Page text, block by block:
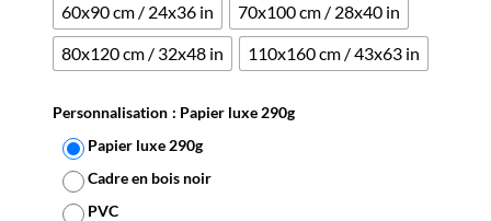
60x90 cm / 24x36 in
70x100 cm / 28x40 in
80x120 cm / 32x48 in
110x160 cm / 43x63 in
Personnalisation : Papier luxe 290g
Papier luxe 290g
Cadre en bois noir
PVC